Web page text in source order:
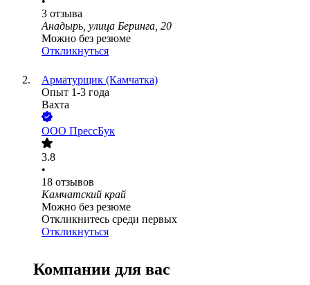
3 отзыва
Анадырь, улица Беринга, 20
Можно без резюме
Откликнуться
Арматурщик (Камчатка)
Опыт 1-3 года
Вахта
ООО ПрессБук
3.8
•
18 отзывов
Камчатский край
Можно без резюме
Откликнитесь среди первых
Откликнуться
Компании для вас